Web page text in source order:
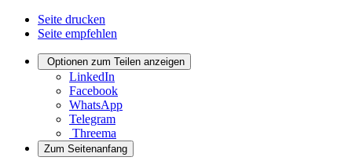
Seite drucken
Seite empfehlen
Optionen zum Teilen anzeigen
LinkedIn
Facebook
WhatsApp
Telegram
Threema
Zum Seitenanfang